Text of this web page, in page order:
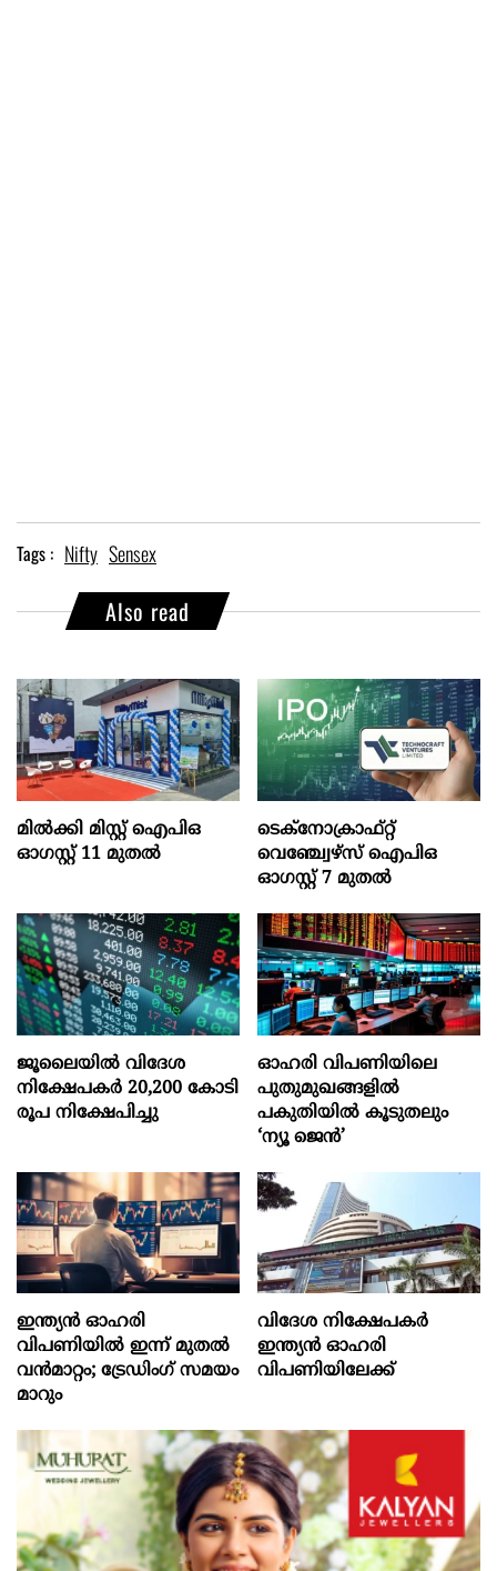
Tags : Nifty Sensex
Also read
മില്‍ക്കി മിസ്റ്റ്‌ ഐപിഒ
ഓഗസ്റ്റ്‌ 11 മുതല്‍
ടെക്‌നോക്രാഫ്‌റ്റ്‌
വെഞ്ച്വേഴ്‌സ്‌ ഐപിഒ
ഓഗസ്റ്റ്‌ 7 മുതല്‍
ജൂലൈയില്‍ വിദേശ
നിക്ഷേപകര്‍ 20,200 കോടി
രൂപ നിക്ഷേപിച്ചു
ഓഹരി വിപണിയിലെ
പുതുമുഖങ്ങളിൽ
പകുതിയിൽ കൂടുതലും
‘ന്യൂ ജെൻ’
ഇന്ത്യൻ ഓഹരി
വിപണിയിൽ ഇന്ന് മുതൽ
വൻമാറ്റം; ട്രേഡിംഗ് സമയം
മാറും
വിദേശ നിക്ഷേപകര്‍
ഇന്ത്യൻ ഓഹരി
വിപണിയിലേക്ക്